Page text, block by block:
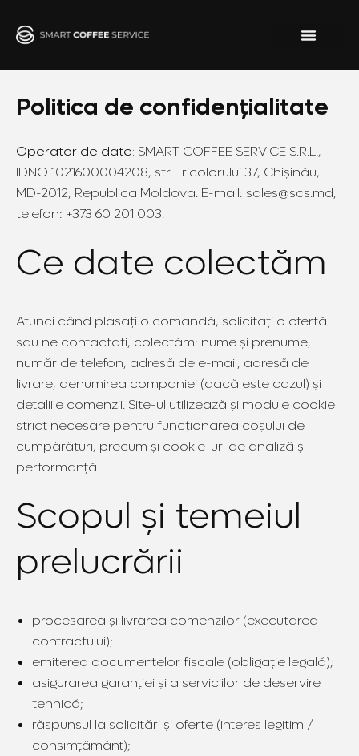
Politica de confidențialitate
Operator de date: SMART COFFEE SERVICE S.R.L.,
IDNO 1021600004208, str. Tricolorului 37, Chișinău,
MD-2012, Republica Moldova. E-mail: sales@scs.md,
telefon: +373 60 201 003.
Ce date colectăm
Atunci când plasați o comandă, solicitați o ofertă
sau ne contactați, colectăm: nume și prenume,
număr de telefon, adresă de e-mail, adresă de
livrare, denumirea companiei (dacă este cazul) și
detaliile comenzii. Site-ul utilizează și module cookie
strict necesare pentru funcționarea coșului de
cumpărături, precum și cookie-uri de analiză și
performanță.
Scopul și temeiul
prelucrării
procesarea și livrarea comenzilor (executarea
contractului);
emiterea documentelor fiscale (obligație legală);
asigurarea garanției și a serviciilor de deservire
tehnică;
răspunsul la solicitări și oferte (interes legitim /
consimțământ);